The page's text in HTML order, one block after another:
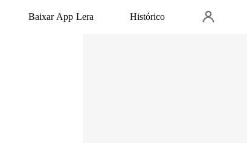
Baixar App Lera Histórico